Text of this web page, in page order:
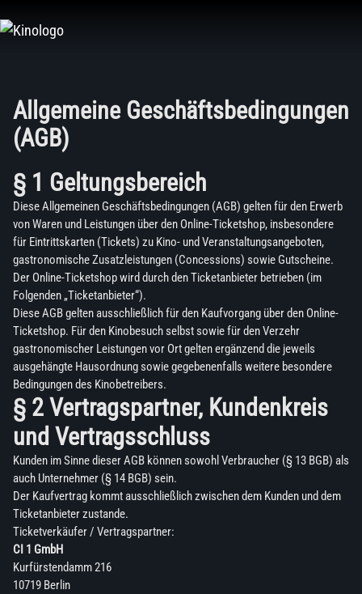
Inhalt
Allgemeine Geschäftsbedingungen
(AGB)
§ 1 Geltungsbereich
Diese Allgemeinen Geschäftsbedingungen (AGB) gelten für den Erwerb
von Waren und Leistungen über den Online-Ticketshop, insbesondere
für Eintrittskarten (Tickets) zu Kino- und Veranstaltungsangeboten,
gastronomische Zusatzleistungen (Concessions) sowie Gutscheine.
Der Online-Ticketshop wird durch den Ticketanbieter betrieben (im
Folgenden „Ticketanbieter“).
Diese AGB gelten ausschließlich für den Kaufvorgang über den Online-
Ticketshop. Für den Kinobesuch selbst sowie für den Verzehr
gastronomischer Leistungen vor Ort gelten ergänzend die jeweils
ausgehängte Hausordnung sowie gegebenenfalls weitere besondere
Bedingungen des Kinobetreibers.
§ 2 Vertragspartner, Kundenkreis
und Vertragsschluss
Kunden im Sinne dieser AGB können sowohl Verbraucher (§ 13 BGB) als
auch Unternehmer (§ 14 BGB) sein.
Der Kaufvertrag kommt ausschließlich zwischen dem Kunden und dem
Ticketanbieter zustande.
Ticketverkäufer / Vertragspartner:
CI 1 GmbH
Kurfürstendamm 216
10719 Berlin